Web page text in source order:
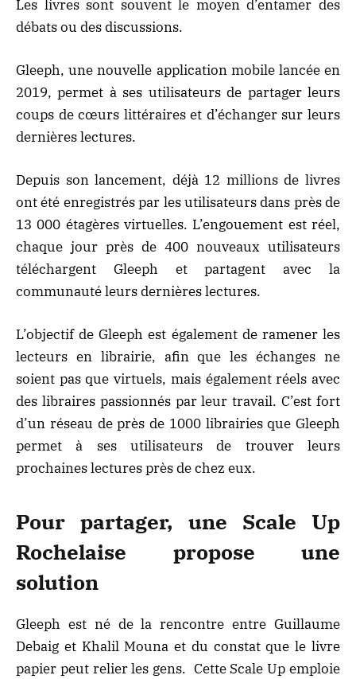
Les livres sont souvent le moyen d’entamer des
débats ou des discussions.
Gleeph, une nouvelle application mobile lancée en
2019, permet à ses utilisateurs de partager leurs
coups de cœurs littéraires et d’échanger sur leurs
dernières lectures.
Depuis son lancement, déjà 12 millions de livres
ont été enregistrés par les utilisateurs dans près de
13 000 étagères virtuelles. L’engouement est réel,
chaque jour près de 400 nouveaux utilisateurs
téléchargent Gleeph et partagent avec la
communauté leurs dernières lectures.
L’objectif de Gleeph est également de ramener les
lecteurs en librairie, afin que les échanges ne
soient pas que virtuels, mais également réels avec
des libraires passionnés par leur travail. C’est fort
d’un réseau de près de 1000 librairies que Gleeph
permet à ses utilisateurs de trouver leurs
prochaines lectures près de chez eux.
Pour partager, une Scale Up
Rochelaise propose une
solution
Gleeph est né de la rencontre entre Guillaume
Debaig et Khalil Mouna et du constat que le livre
papier peut relier les gens. Cette Scale Up emploie